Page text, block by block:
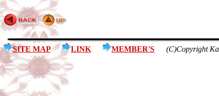
SITE MAP LINK MEMBER'S (C)Copyright